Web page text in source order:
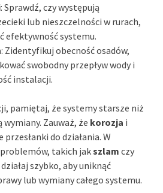
: Sprawdź, czy występują
lub nieszczelności w rurach,
efektywność systemu.
: Zidentyfikuj obecność osadów,
swobodny przepływ wody i
instalacji.
pamiętaj, że systemy starsze niż
Zauważ, że korozja i
przesłanki do działania. W
takich jakszlam czy
szybko, aby uniknąć
lub wymiany całego systemu.